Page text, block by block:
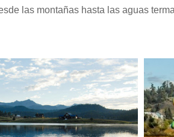
las montañas hasta las aguas